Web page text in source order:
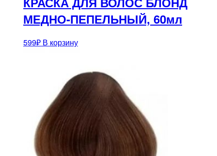
МЕДНО-ПЕПЕЛЬНЫЙ, 60мл
599₽ В корзину